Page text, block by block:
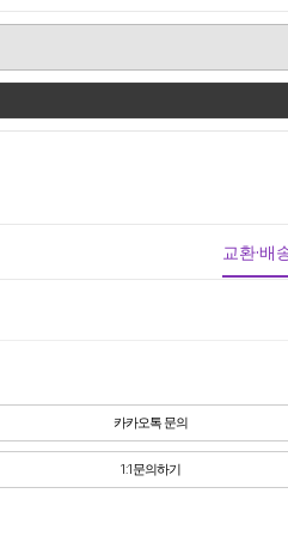
교환·배
카카오톡 문의
1:1문의하기